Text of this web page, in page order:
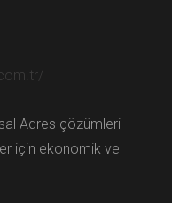
Adres çözümleri
için ekonomik ve